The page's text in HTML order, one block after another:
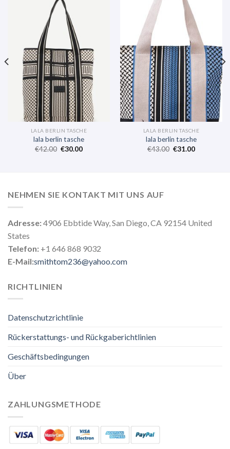
LALA BERLIN TASCHE
lala berlin tasche
€42.00 €30.00
LALA BERLIN TASCHE
lala berlin tasche
€43.00 €31.00
NEHMEN SIE KONTAKT MIT UNS AUF
Adresse:4906 Ebbtide Way, San Diego, CA 92154 United
States
Telefon: +1 646 868 9032
E-Mail:smithtom236@yahoo.com
RICHTLINIEN
Datenschutzrichtlinie
Rückerstattungs- und Rückgaberichtlinien
Geschäftsbedingungen
Über
ZAHLUNGSMETHODE